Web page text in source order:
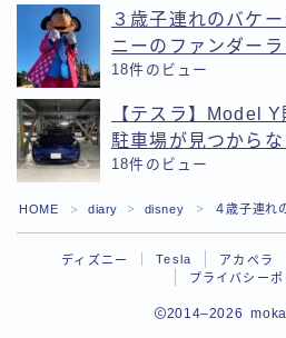
Follow
３歳子連れのバケ
ニーのファンダー
18件のビュー
【テスラ】Model
駐車場が見つからな
18件のビュー
HOME ＞ diary ＞ disney ＞ ４歳子連れ
ディズニー Tesla アカペラ
プライバシーポ
2014–2026